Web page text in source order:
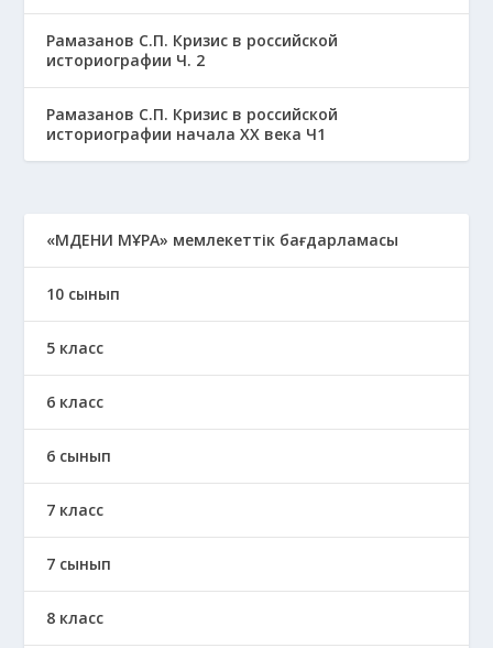
Рамазанов С.П. Кризис в российской
историографии Ч. 2
Рамазанов С.П. Кризис в российской
историографии начала ХХ века Ч1
«МӘДЕНИ МҰРА» мемлекеттік бағдарламасы
10 сынып
5 класс
6 класс
6 сынып
7 класс
7 сынып
8 класс